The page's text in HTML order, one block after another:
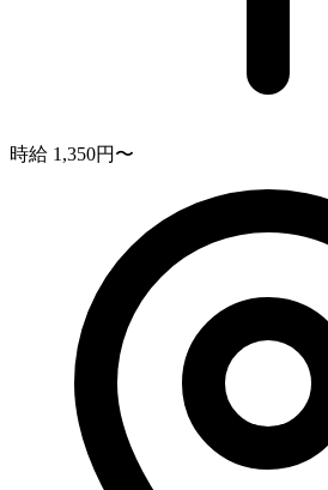
時給 1,350円〜